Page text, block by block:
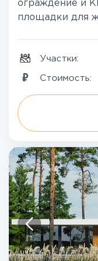
ограждение и
площадки для
Участки:
Стоимость: